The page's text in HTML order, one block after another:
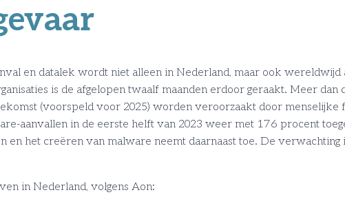
en datalek wordt niet alleen in Nederland, maar ook wereldwijd
is de afgelopen twaalf maanden erdoor geraakt. Meer dan
(voorspeld voor 2025) worden veroorzaakt door menselijke
aanvallen in de eerste helft van 2023 weer met 176 procent
en het creëren van malware neemt daarnaast toe. De verwachting
in Nederland, volgens Aon: